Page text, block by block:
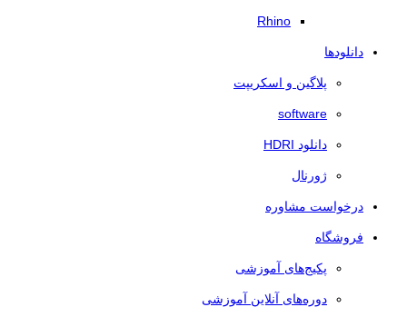
Rhino
دانلودها
پلاگین و اسکریپت
software
دانلود HDRI
ژورنال
درخواست مشاوره
فروشگاه
پکیج‌های آموزشی
دوره‌های آنلاین آموزشی